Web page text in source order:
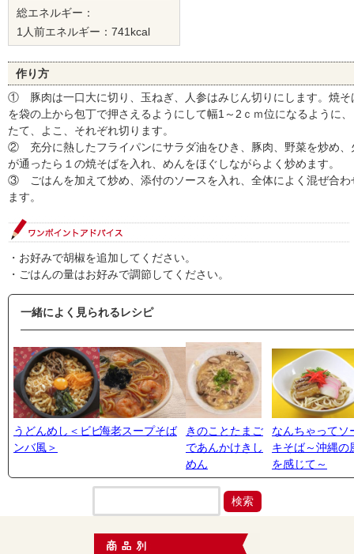
総エネルギー：
1人前エネルギー：741kcal
作り方
① 豚肉は一口大に切り、玉ねぎ、人参はみじん切りにします。焼そ
を袋の上から包丁で押さえるようにして幅1～2ｃｍ位になるように、
たて、よこ、それぞれ切ります。
② 充分に熱したフライパンにサラダ油をひき、豚肉、野菜を炒め、
が通ったら１の焼そばを入れ、めんをほぐしながらよく炒めます。
③ ごはんを加えて炒め、添付のソースを入れ、全体によく混ぜ合わ
ます。
・お好みで胡椒を追加してください。
・ごはんの量はお好みで調節してください。
一緒によく見られるレシピ
うどんめし＜ビビ
ンバ風＞
海老スープそば
きのことたまご
であんかけきし
めん
なんちゃってソ
キそば～沖縄の
を感じて～